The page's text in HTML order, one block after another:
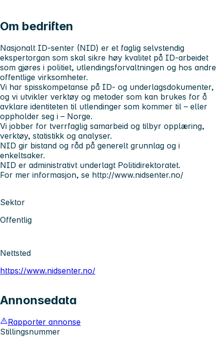
Om bedriften
Nasjonalt ID-senter (NID) er et faglig selvstendig
ekspertorgan som skal sikre høy kvalitet på ID-arbeidet
som gjøres i politiet, utlendingsforvaltningen og hos andre
offentlige virksomheter.
Vi har spisskompetanse på ID- og underlagsdokumenter,
og vi utvikler verktøy og metoder som kan brukes for å
avklare identiteten til utlendinger som kommer til – eller
oppholder seg i – Norge.
Vi jobber for tverrfaglig samarbeid og tilbyr opplæring,
verktøy, statistikk og analyser.
NID gir bistand og råd på generelt grunnlag og i
enkeltsaker.
NID er administrativt underlagt Politidirektoratet.
For mer informasjon, se http://www.nidsenter.no/
Sektor
Offentlig
Nettsted
https://www.nidsenter.no/
Annonsedata
Rapporter annonse
Stillingsnummer